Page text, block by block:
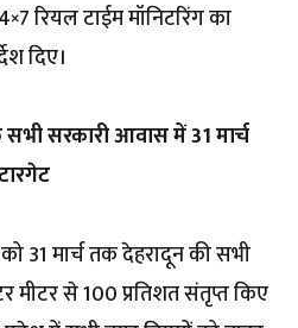
रियल टाईम मॉनिटरिंग का
दिए।
सरकारी आवास में 31 मार्च
31 मार्च तक देहरादून की सभी
मीटर से 100 प्रतिशत संतृप्त किए